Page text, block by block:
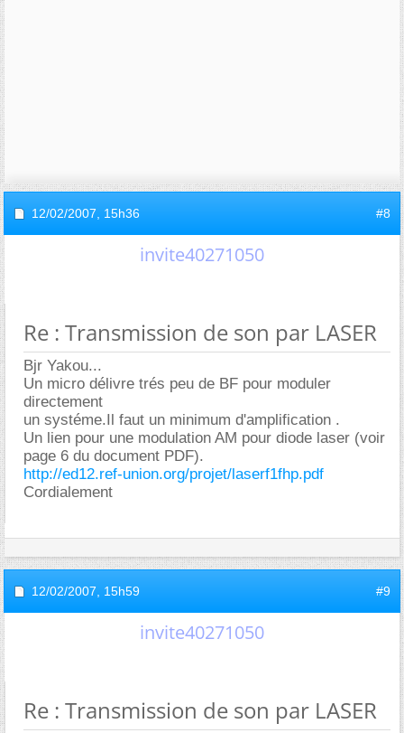
12/02/2007, 15h36 #8
invite40271050
Re : Transmission de son par LASER
Bjr Yakou...
Un micro délivre trés peu de BF pour moduler
directement
un systéme.Il faut un minimum d'amplification .
Un lien pour une modulation AM pour diode laser (voir
page 6 du document PDF).
http://ed12.ref-union.org/projet/laserf1fhp.pdf
Cordialement
12/02/2007, 15h59 #9
invite40271050
Re : Transmission de son par LASER